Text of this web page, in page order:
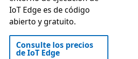
IoT Edge es de código
abierto y gratuito.
Consulte los precios
de IoT Edge